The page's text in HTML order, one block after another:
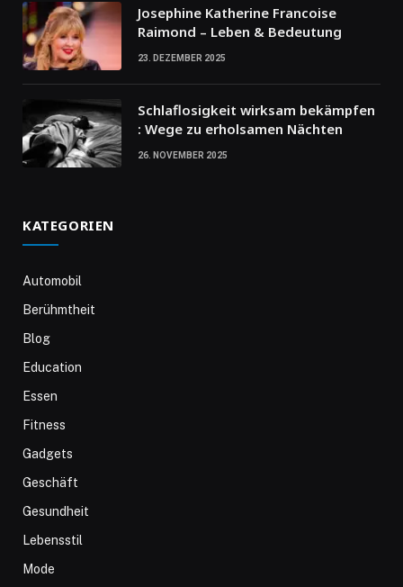
Josephine Katherine Francoise
Raimond – Leben & Bedeutung
23. DEZEMBER 2025
Schlaflosigkeit wirksam bekämpfen
: Wege zu erholsamen Nächten
26. NOVEMBER 2025
KATEGORIEN
Automobil
Berühmtheit
Blog
Education
Essen
Fitness
Gadgets
Geschäft
Gesundheit
Lebensstil
Mode